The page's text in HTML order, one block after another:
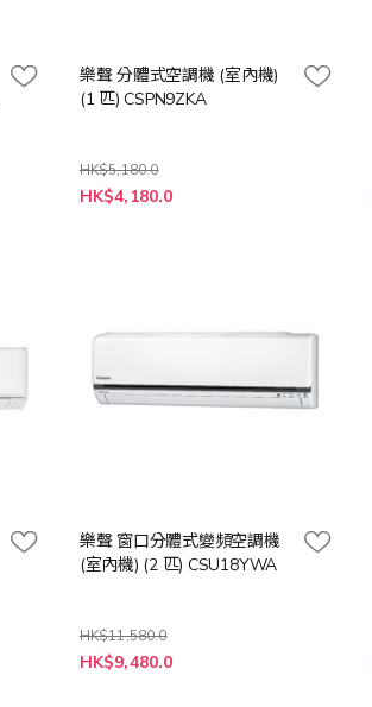
樂聲 分體式空調機 (室內機)
(1 匹) CSPN9ZKA
HK$5,180.0
特
殊
HK$4,180.0
樂聲 窗口分體式變頻空調機
(室內機) (2 匹) CSU18YWA
HK$11,580.0
特
殊
HK$9,480.0